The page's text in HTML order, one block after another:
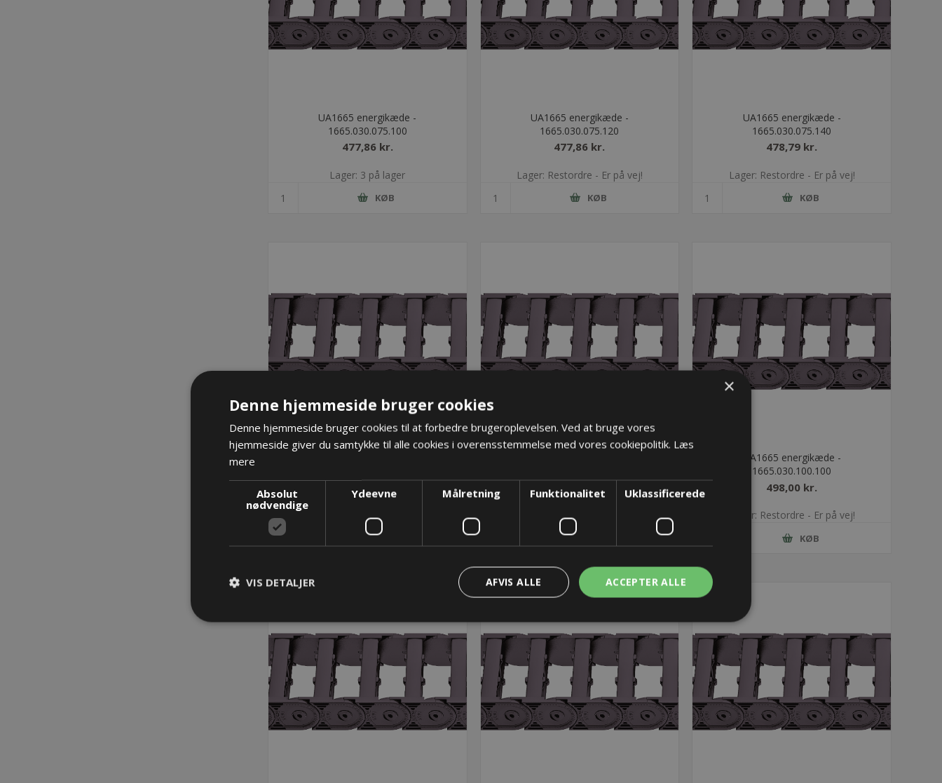
UA1665 energikæde -
1665.030.075.100
477,86 kr.
Lager: 3 på lager
KØB
UA1665 energikæde -
1665.030.075.120
477,86 kr.
Lager: Restordre - Er på vej!
KØB
UA1665 energikæde -
1665.030.075.140
478,79 kr.
Lager: Restordre - Er på vej!
KØB
478,78 kr.
Lager: Restordre - Er på vej!
KØB
498,00 kr.
Lager: Restordre - Er på vej!
UA1665 energikæde -
1665.030.100.100
498,00 kr.
Lager: Restordre - Er på vej!
KØB
×
Denne hjemmeside bruger cookies
Denne hjemmeside bruger cookies til at forbedre brugeroplevelsen. Ved at bruge vores
hjemmeside giver du samtykke til alle cookies i overensstemmelse med vores cookiepolitik. Læs
mere
Absolut
nødvendige
Ydeevne Målretning Funktionalitet Uklassificerede
ACCEPTER ALLE
AFVIS ALLE
VIS DETALJER